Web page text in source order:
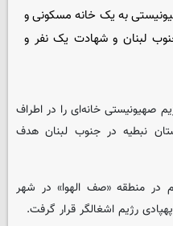
به یک خانه مسکونی و
لبنان و شهادت یک نفر و
صهیونیستی خانه‌ای را در اطراف
نبطیه در جنوب لبنان هدف
منطقه «صف الهوا» در شهر
رژیم اشغالگر قرار گرفت.